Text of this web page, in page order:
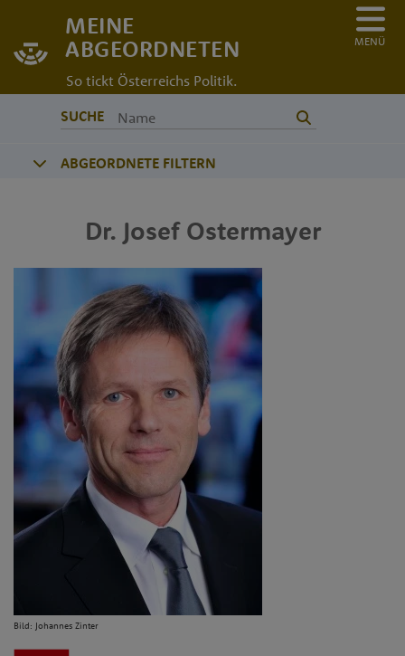
MEINE
ABGEORDNETEN
So tickt Österreichs Politik.
MENÜ
SUCHE
ABGEORDNETE FILTERN
Dr. Josef Ostermayer
Bild: Johannes Zinter